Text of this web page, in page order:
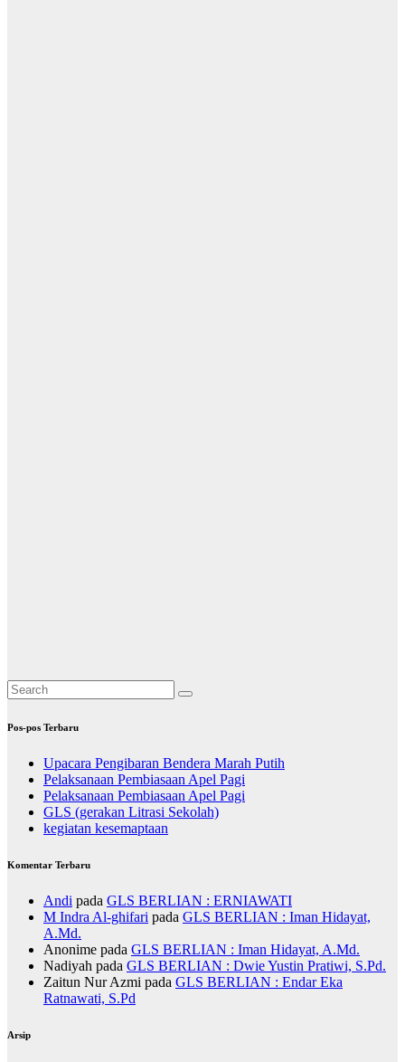
Pos-pos Terbaru
Upacara Pengibaran Bendera Marah Putih
Pelaksanaan Pembiasaan Apel Pagi
Pelaksanaan Pembiasaan Apel Pagi
GLS (gerakan Litrasi Sekolah)
kegiatan kesemaptaan
Komentar Terbaru
Andi pada GLS BERLIAN : ERNIAWATI
M Indra Al-ghifari pada GLS BERLIAN : Iman Hidayat,
A.Md.
Anonime pada GLS BERLIAN : Iman Hidayat, A.Md.
Nadiyah pada GLS BERLIAN : Dwie Yustin Pratiwi, S.Pd.
Zaitun Nur Azmi pada GLS BERLIAN : Endar Eka
Ratnawati, S.Pd
Arsip